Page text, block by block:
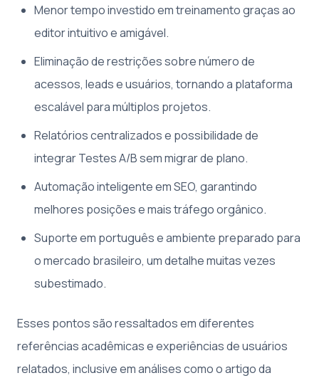
Menor tempo investido em treinamento graças ao
editor intuitivo e amigável.
Eliminação de restrições sobre número de
acessos, leads e usuários, tornando a plataforma
escalável para múltiplos projetos.
Relatórios centralizados e possibilidade de
integrar Testes A/B sem migrar de plano.
Automação inteligente em SEO, garantindo
melhores posições e mais tráfego orgânico.
Suporte em português e ambiente preparado para
o mercado brasileiro, um detalhe muitas vezes
subestimado.
Esses pontos são ressaltados em diferentes
referências acadêmicas e experiências de usuários
relatados, inclusive em análises como o artigo da